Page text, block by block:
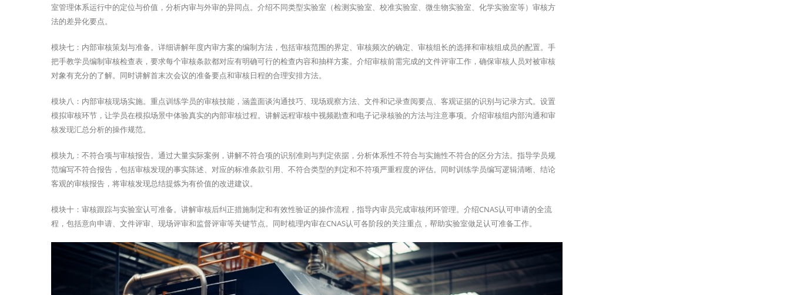
室管理体系运行中的定位与价值，分析内审与外审的异同点。介绍不同类型实验室（检测实验室、校准实验室、微生物实验室、化学实验室等）审核方
法的差异化要点。
模块七：内部审核策划与准备。详细讲解年度内审方案的编制方法，包括审核范围的界定、审核频次的确定、审核组长的选择和审核组成员的配置。手
把手教学员编制审核检查表，要求每个审核条款都对应有明确可行的检查内容和抽样方案。介绍审核前需完成的文件评审工作，确保审核人员对被审核
对象有充分的了解。同时讲解首末次会议的准备要点和审核日程的合理安排方法。
模块八：内部审核现场实施。重点训练学员的审核技能，涵盖面谈沟通技巧、现场观察方法、文件和记录查阅要点、客观证据的识别与记录方式。设置
模拟审核环节，让学员在模拟场景中体验真实的内部审核过程。讲解远程审核中视频勘查和电子记录核验的方法与注意事项。介绍审核组内部沟通和审
核发现汇总分析的操作规范。
模块九：不符合项与审核报告。通过大量实际案例，讲解不符合项的识别准则与判定依据，分析体系性不符合与实施性不符合的区分方法。指导学员规
范编写不符合报告，包括审核发现的事实陈述、对应的标准条款引用、不符合类型的判定和不符项严重程度的评估。同时训练学员编写逻辑清晰、结论
客观的审核报告，将审核发现总结提炼为有价值的改进建议。
模块十：审核跟踪与实验室认可准备。讲解审核后纠正措施制定和有效性验证的操作流程，指导内审员完成审核闭环管理。介绍CNAS认可申请的全流
程，包括意向申请、文件评审、现场评审和监督评审等关键节点。同时梳理内审在CNAS认可各阶段的关注重点，帮助实验室做足认可准备工作。